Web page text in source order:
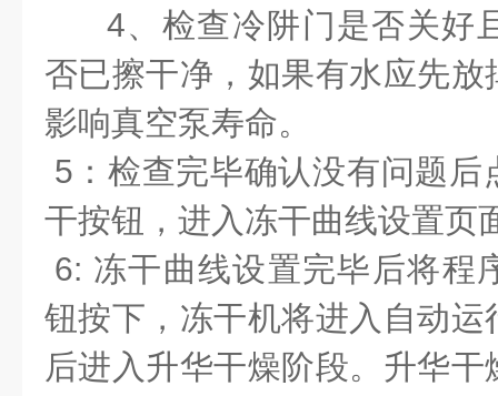
4、检查冷阱门是否关好
否已擦干净，如果有水应先
影响真空泵寿命。
5 ：检查完毕确认没有问题
干按钮，进入冻干曲线设置页
6: 冻干曲线设置完毕后将程
钮按下，冻干机将进入自动
后进入升华干燥阶段。升华